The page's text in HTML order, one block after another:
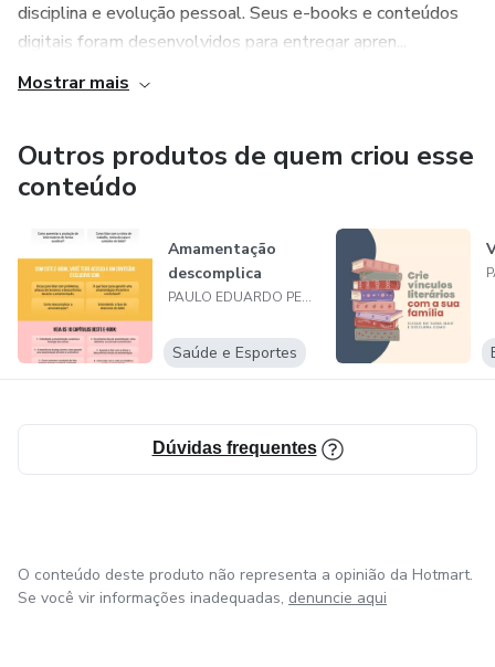
disciplina e evolução pessoal. Seus e-books e conteúdos
digitais foram desenvolvidos para entregar apren...
Mostrar mais
Outros produtos de quem criou esse
conteúdo
Amamentação
descomplica
PAULO EDUARDO PEREIRA RAMOS
Saúde e Esportes
Dúvidas frequentes
O conteúdo deste produto não representa a opinião da Hotmart.
Se você vir informações inadequadas, denuncie aqui